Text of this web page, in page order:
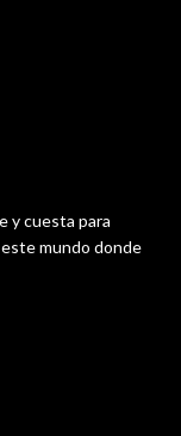
y cuesta para
este mundo donde